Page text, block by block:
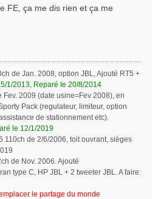
FE, ça me dis rien et ça me
de Jan. 2008, option JBL, Ajouté RT5 +
1/2013, Reparé le 20/8/2014
2009 (date usine=Fev 2008), en
Pack (regulateur, limiteur, option
de stationnement etc).
le 12/1/2019
110ch de 2/6/2006, toit ouvrant, sièges
de Nov. 2006. Ajouté
type C, HP JBL + 2 tweeter JBL. A faire:
le partage du monde